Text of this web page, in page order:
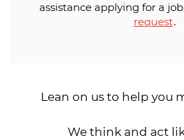
assistance applying for a
request.
Lean on us to help you
We think and act